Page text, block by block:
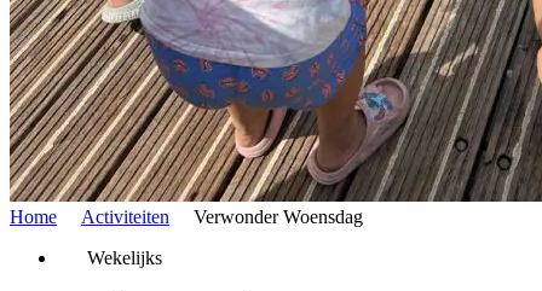
Home Activiteiten
Verwonder Woensdag
Wekelijks